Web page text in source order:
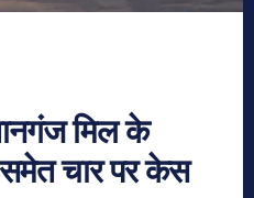
मिल के
समेत चार पर केस